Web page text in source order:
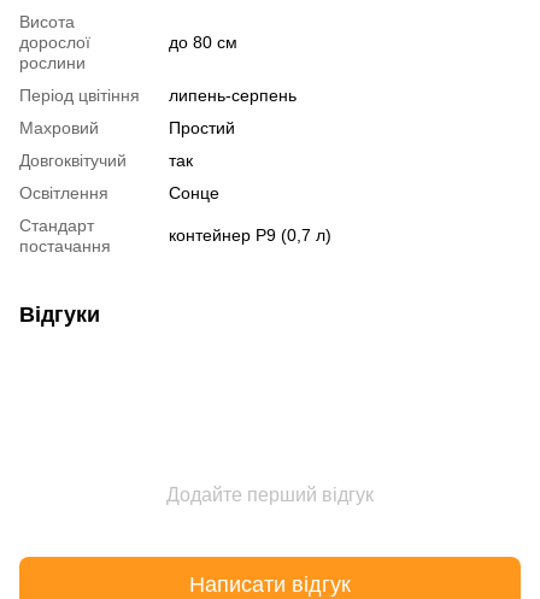
Висота
дорослої
рослини
до 80 см
Період цвітіння
липень-серпень
Махровий
Простий
Довгоквітучий
так
Освітлення
Сонце
Стандарт
постачання
контейнер Р9 (0,7 л)
Відгуки
Додайте перший відгук
Написати відгук